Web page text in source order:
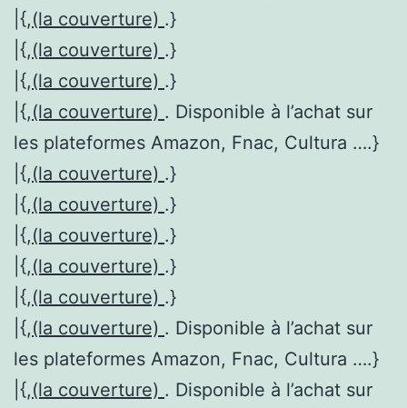
|{,(la couverture) .}
|{,(la couverture) .}
|{,(la couverture) .}
|{,(la couverture) . Disponible à l’achat sur
les plateformes Amazon, Fnac, Cultura ….}
|{,(la couverture) .}
|{,(la couverture) .}
|{,(la couverture) .}
|{,(la couverture) .}
|{,(la couverture) .}
|{,(la couverture) . Disponible à l’achat sur
les plateformes Amazon, Fnac, Cultura ….}
|{,(la couverture) . Disponible à l’achat sur